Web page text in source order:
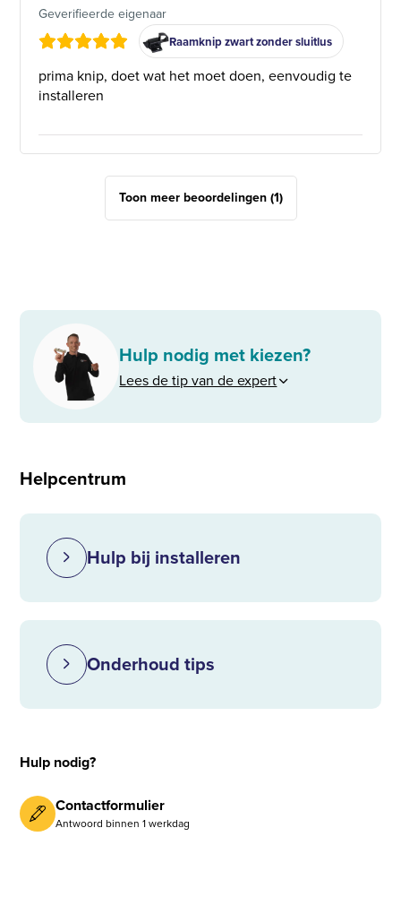
Geverifieerde eigenaar
Raamknip zwart zonder sluitlus
prima knip, doet wat het moet doen, eenvoudig te
installeren
Toon meer beoordelingen (1)
Hulp nodig met kiezen?
Lees de tip van de expert
Helpcentrum
Hulp bij installeren
Onderhoud tips
Hulp nodig?
Contactformulier
Antwoord binnen 1 werkdag